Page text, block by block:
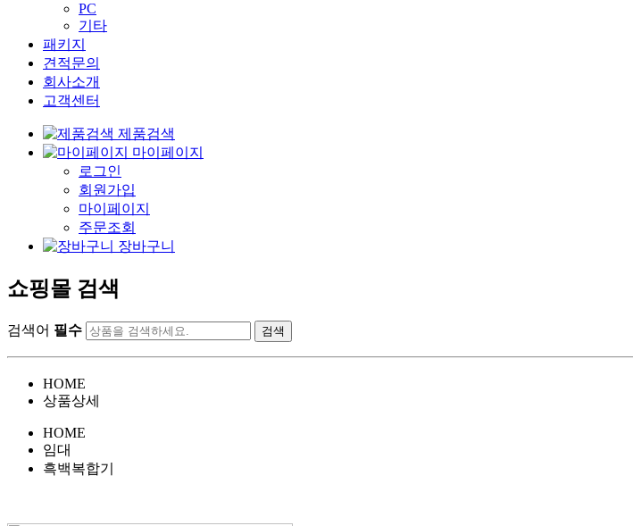
PC
기타
패키지
견적문의
회사소개
고객센터
제품검색
마이페이지
로그인
회원가입
마이페이지
주문조회
장바구니
쇼핑몰 검색
검색어 필수
HOME
상품상세
HOME
임대
흑백복합기